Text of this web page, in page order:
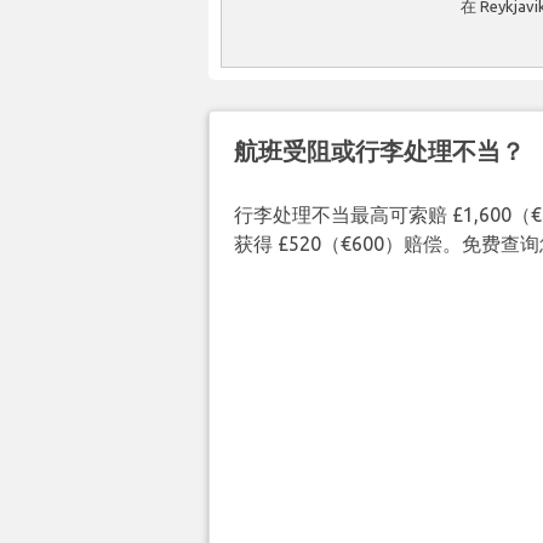
在
航班受阻或行李处理不当？
行李处理不当最高可索赔 £1,600（
获得 £520（€600）赔偿。免费查